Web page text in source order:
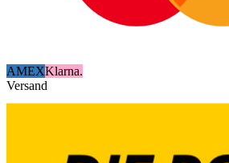
AMEXKlarna.
Versand